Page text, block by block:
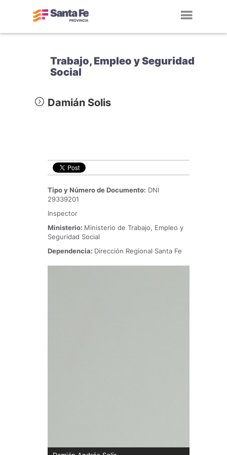
Trabajo, Empleo y Seguridad
Social
Damián Solis
Tipo y Número de Documento: DNI
29339201
Inspector
Ministerio: Ministerio de Trabajo, Empleo y
Seguridad Social
Dependencia: Dirección Regional Santa Fe